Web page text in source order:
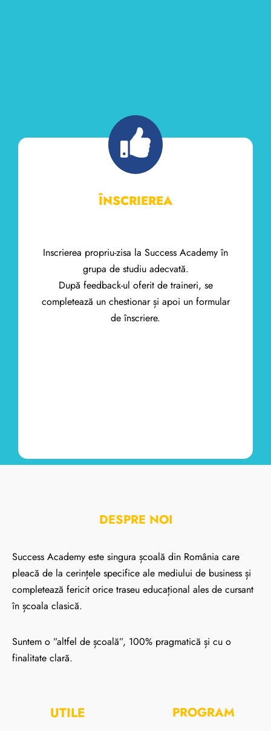
ÎNSCRIEREA
Inscrierea propriu-zisa la Success Academy în
grupa de studiu adecvată.
După feedback-ul oferit de traineri, se
completează un chestionar și apoi un formular
de înscriere.
DESPRE NOI
Success Academy este singura școală din România care
pleacă de la cerințele specifice ale mediului de business și
completează fericit orice traseu educațional ales de cursant
în școala clasică.
Suntem o ”altfel de școală”, 100% pragmatică și cu o
finalitate clară.
UTILE PROGRAM